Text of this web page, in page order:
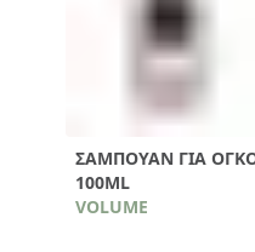
ΣΑΜΠΟΥΆΝ ΓΙΑ
100ML
VOLUME